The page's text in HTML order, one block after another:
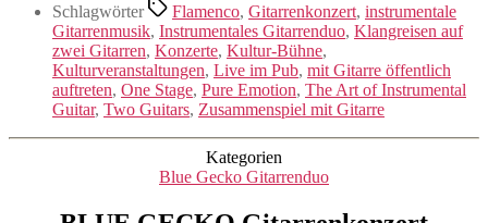
Schlagwörter Flamenco, Gitarrenkonzert, instrumentale
Gitarrenmusik, Instrumentales Gitarrenduo, Klangreisen auf
zwei Gitarren, Konzerte, Kultur-Bühne,
Kulturveranstaltungen, Live im Pub, mit Gitarre öffentlich
auftreten, One Stage, Pure Emotion, The Art of Instrumental
Guitar, Two Guitars, Zusammenspiel mit Gitarre
Kategorien
Blue Gecko Gitarrenduo